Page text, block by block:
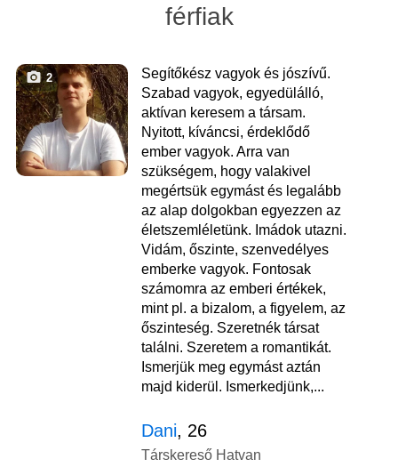
férfiak
2
Segítőkész vagyok és jószívű.
Szabad vagyok, egyedülálló,
aktívan keresem a társam.
Nyitott, kíváncsi, érdeklődő
ember vagyok. Arra van
szükségem, hogy valakivel
megértsük egymást és legalább
az alap dolgokban egyezzen az
életszemléletünk. Imádok utazni.
Vidám, őszinte, szenvedélyes
emberke vagyok. Fontosak
számomra az emberi értékek,
mint pl. a bizalom, a figyelem, az
őszinteség. Szeretnék társat
találni. Szeretem a romantikát.
Ismerjük meg egymást aztán
majd kiderül. Ismerkedjünk,...
Dani, 26
Társkereső Hatvan